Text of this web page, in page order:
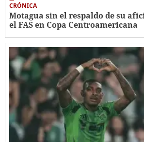
CRÓNICA
Motagua sin el respaldo de su
el FAS en Copa Centroamericana